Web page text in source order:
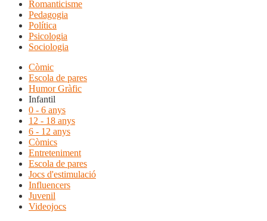
Romanticisme
Pedagogia
Política
Psicologia
Sociologia
Còmic
Escola de pares
Humor Gràfic
Infantil
0 - 6 anys
12 - 18 anys
6 - 12 anys
Còmics
Entreteniment
Escola de pares
Jocs d'estimulació
Influencers
Juvenil
Videojocs